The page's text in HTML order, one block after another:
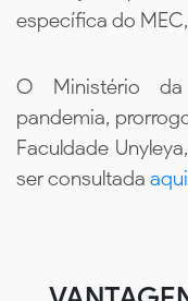
específica do
O Ministério
pandemia,
Faculdade
ser consultada